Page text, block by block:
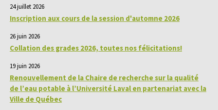
24 juillet 2026
Inscription aux cours de la session d'automne 2026
26 juin 2026
Collation des grades 2026, toutes nos félicitations!
19 juin 2026
Renouvellement de la Chaire de recherche sur la qualité
de l’eau potable à l’Université Laval en partenariat avec la
Ville de Québec